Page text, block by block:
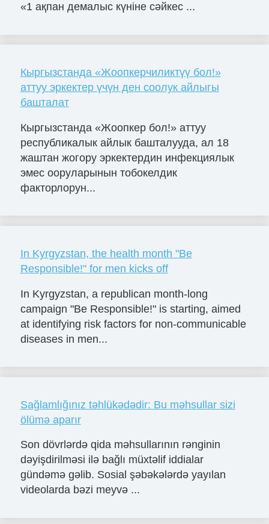
«1 ақпан демалыс күніне сәйкес ...
Кыргызстанда «Жоопкерчиликтүү бол!»
аттуу эркектер үчүн ден соолук айлыгы
башталат
Кыргызстанда «Жоопкер бол!» аттуу
республикалык айлык башталууда, ал 18
жаштан жогору эркектердин инфекциялык
эмес ооруларынын тобокелдик
факторлорун...
In Kyrgyzstan, the health month "Be
Responsible!" for men kicks off
In Kyrgyzstan, a republican month-long
campaign "Be Responsible!" is starting, aimed
at identifying risk factors for non-communicable
diseases in men...
Sağlamlığınız təhlükədədir: Bu məhsullar sizi
ölümə aparır
Son dövrlərdə qida məhsullarının rənginin
dəyişdirilməsi ilə bağlı müxtəlif iddialar
gündəmə gəlib. Sosial şəbəkələrdə yayılan
videolarda bəzi meyvə ...